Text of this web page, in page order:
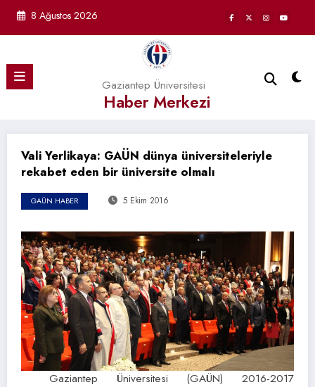
8 Ağustos 2026
Gaziantep Üniversitesi
Haber Merkezi
Vali Yerlikaya: GAÜN dünya üniversiteleriyle
rekabet eden bir üniversite olmalı
GAÜN HABER 5 Ekim 2016
Gaziantep Üniversitesi (GAÜN) 2016-2017